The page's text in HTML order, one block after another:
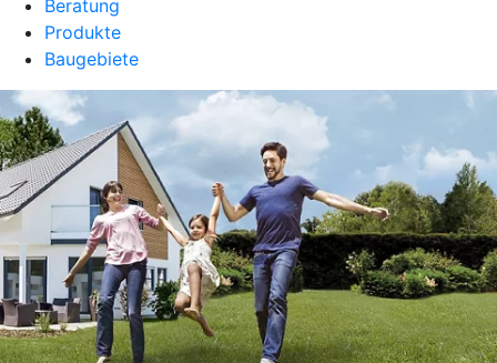
Beratung
Produkte
Baugebiete